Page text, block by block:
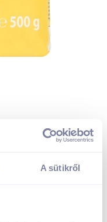
A sütikről